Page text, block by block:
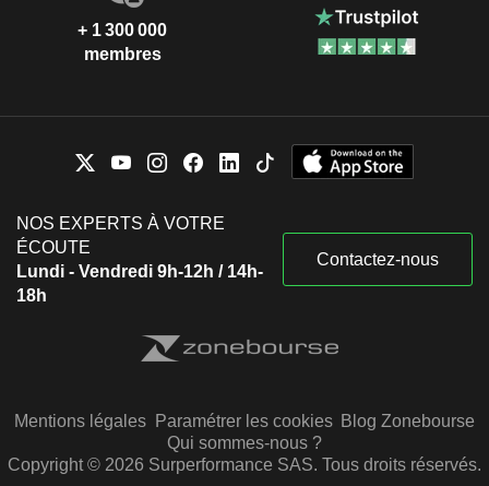
+ 1 300 000
membres
NOS EXPERTS À VOTRE
ÉCOUTE
Lundi - Vendredi 9h-12h / 14h-
18h
Contactez-nous
Mentions légales Paramétrer les cookies Blog Zonebourse
Qui sommes-nous ?
Copyright © 2026 Surperformance SAS. Tous droits réservés.